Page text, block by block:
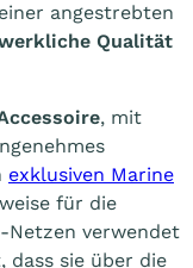
angestrebten
Qualität
, mit
exklusiven Marine
für die
Netzen verwendet
dass sie über die